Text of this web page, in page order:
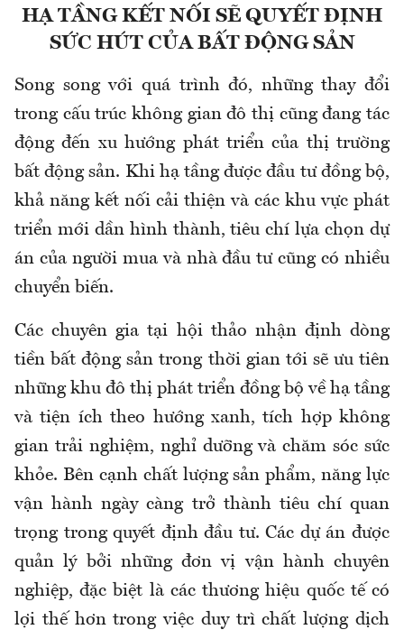
HẠ TẦNG KẾT NỐI SẼ QUYẾT ĐỊNH
SỨC HÚT CỦA BẤT ĐỘNG SẢN
Song song với quá trình đó, những thay đổi
trong cấu trúc không gian đô thị cũng đang tác
động đến xu hướng phát triển của thị trường
bất động sản. Khi hạ tầng được đầu tư đồng bộ,
khả năng kết nối cải thiện và các khu vực phát
triển mới dần hình thành, tiêu chí lựa chọn dự
án của người mua và nhà đầu tư cũng có nhiều
chuyển biến.
Các chuyên gia tại hội thảo nhận định dòng
tiền bất động sản trong thời gian tới sẽ ưu tiên
những khu đô thị phát triển đồng bộ về hạ tầng
và tiện ích theo hướng xanh, tích hợp không
gian trải nghiệm, nghỉ dưỡng và chăm sóc sức
khỏe. Bên cạnh chất lượng sản phẩm, năng lực
vận hành ngày càng trở thành tiêu chí quan
trọng trong quyết định đầu tư. Các dự án được
quản lý bởi những đơn vị vận hành chuyên
nghiệp, đặc biệt là các thương hiệu quốc tế có
lợi thế hơn trong việc duy trì chất lượng dịch